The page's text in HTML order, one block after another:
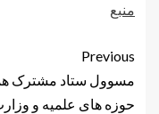
منبع
Previous
مسوول ستاد مشترک
حوزه های علمیه و